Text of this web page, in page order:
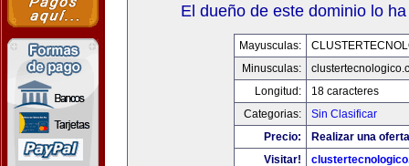
El dueño de este dominio lo
Mayusculas:
Minusculas:
Longitud:
18 caracteres
Categorias:
Sin Clasificar
Precio:
Realizar una
Visitar!